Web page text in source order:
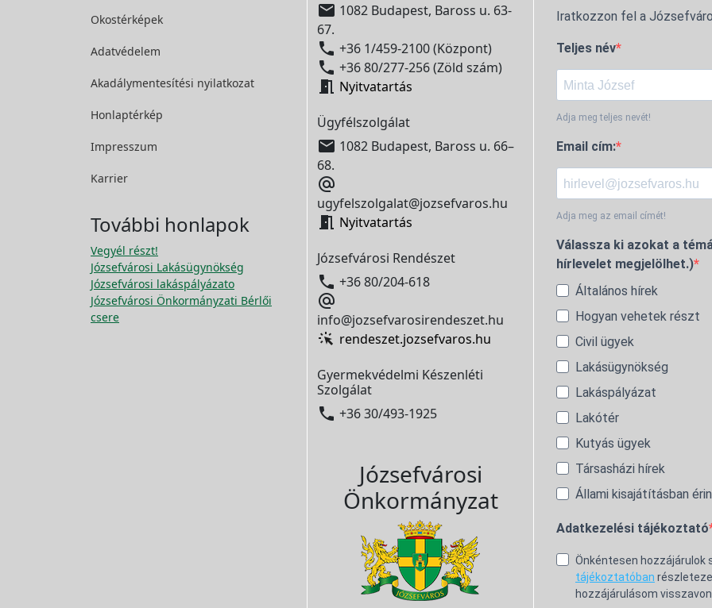
Okostérképek
Adatvédelem
Akadálymentesítési nyilatkozat
Honlaptérkép
Impresszum
Karrier
További honlapok
Vegyél részt!
Józsefvárosi Lakásügynökség
Józsefvárosi lakáspályázato
Józsefvárosi Önkormányzati Bérlői
csere
 1082 Budapest, Baross u. 63-
67.
 +36 1/459-2100 (Központ)
 +36 80/277-256 (Zöld szám)
 Nyitvatartás
Ügyfélszolgálat
 1082 Budapest, Baross u. 66–
68.

ugyfelszolgalat@jozsefvaros.hu
 Nyitvatartás
Józsefvárosi Rendészet
 +36 80/204-618

info@jozsefvarosirendeszet.hu
rendeszet.jozsefvaros.hu
Gyermekvédelmi Készenléti
Szolgálat
 +36 30/493-1925
Józsefvárosi
Önkormányzat
Iratkozzon fel a
Teljes név
Adja meg teljes nevét!
Email cím:
Adja meg az email címét!
Válassza ki azokat a
hírlevelet megjelölhet.)
Általános hírek
Hogyan vehetek részt
Civil ügyek
Lakásügynökség
Lakáspályázat
Lakótér
Kutyás ügyek
Társasházi hírek
Állami kisajátításban
Adatkezelési tájékoztató
Önkéntesen hozzájárulok
tájékoztatóban
hozzájárulásom